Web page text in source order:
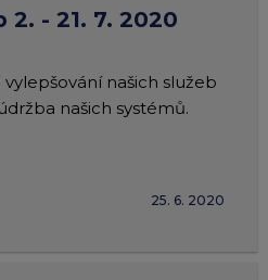
2. - 21. 7. 2020
našich služeb
našich systémů.
25. 6. 2020